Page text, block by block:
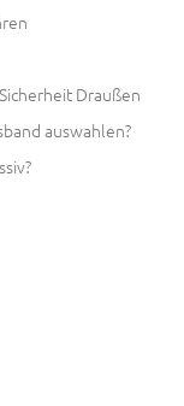
Draußen
auswahlen?